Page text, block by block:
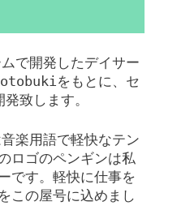
で開発したデイサー
をもとに、セ
致します。
楽用語で軽快なテン
ロゴのペンギンは私
です。軽快に仕事を
この屋号に込めまし